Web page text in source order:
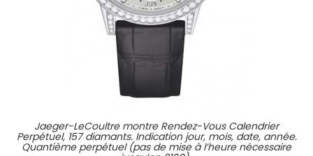
Jaeger-LeCoultre montre Rendez-Vous Calendrier
Perpétuel, 157 diamants. Indication jour, mois, date, année.
Quantième perpétuel (pas de mise à l’heure nécessaire